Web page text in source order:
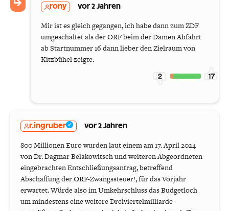
rony vor 2 Jahren
Mir ist es gleich gegangen, ich habe dann zum ZDF
umgeschaltet als der ORF beim der Damen Abfahrt
ab Startnummer 16 dann lieber den Zielraum von
Kitzbühel zeigte.
2 17
r.ingruber vor 2 Jahren
800 Millionen Euro wurden laut einem am 17. April 2024
von Dr. Dagmar Belakowitsch und weiteren Abgeordneten
eingebrachten Entschließungsantrag, betreffend
Abschaffung der ORF-Zwangssteuer!, für das Vorjahr
erwartet. Würde also im Umkehrschluss das Budgetloch
um mindestens eine weitere Dreiviertelmilliarde